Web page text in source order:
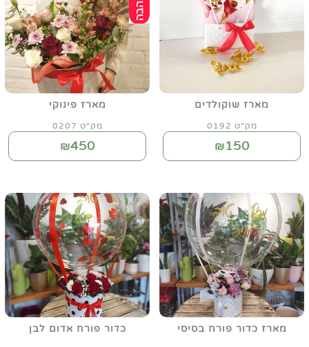
מארז שוקולדים
מק"ט 0192
₪150
מארז פינוקי
מק"ט 0207
₪450
מארז כדור פורח בסיסי כדור פורח אדום לבן